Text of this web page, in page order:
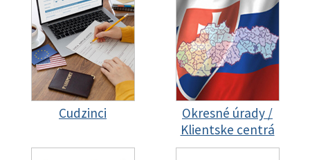
Cudzinci
Okresné úrady /
Klientske centrá